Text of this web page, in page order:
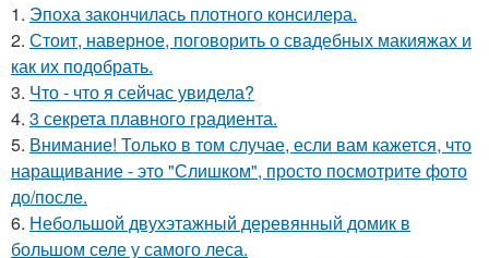
1. Эпоха закончилась плотного консилера.
2. Стоит, наверное, поговорить о свадебных макияжах и
как их подобрать.
3. Что - что я сейчас увидела?
4. 3 секрета плавного градиента.
5. Внимание! Только в том случае, если вам кажется, что
наращивание - это "Слишком", просто посмотрите фото
до/после.
6. Небольшой двухэтажный деревянный домик в
большом селе у самого леса.